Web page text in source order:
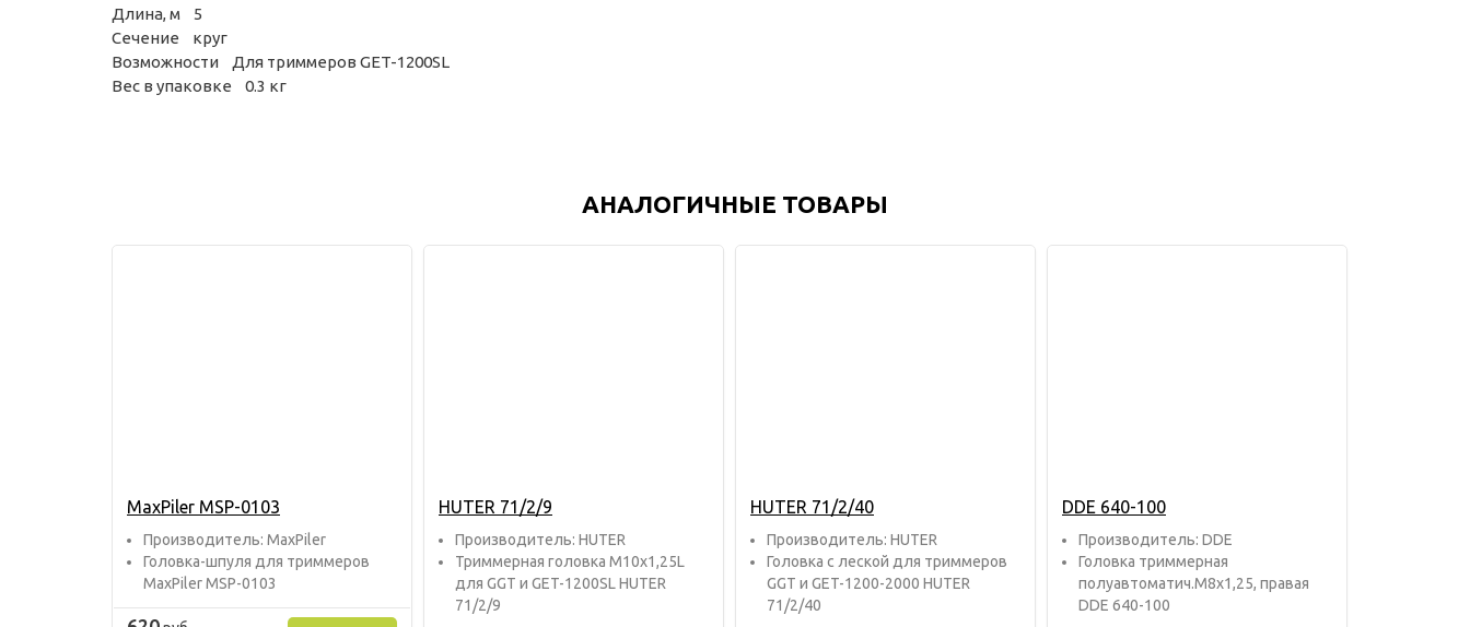
Длина, м 5
Сечение круг
Возможности Для триммеров GET-1200SL
Вес в упаковке 0.3 кг
АНАЛОГИЧНЫЕ ТОВАРЫ
MaxPiler MSP-0103
Прoизвoдитель: MaxPiler
Головка-шпуля для триммеров
MaxPiler MSP-0103
HUTER 71/2/9
Прoизвoдитель: HUTER
Триммерная головка М10х1,25L
для GGT и GET-1200SL HUTER
71/2/9
HUTER 71/2/40
Прoизвoдитель: HUTER
Головка с леской для триммеров
GGT и GET-1200-2000 HUTER
71/2/40
DDE 640-100
Прoизвoдитель: DDE
Головка триммерная
полуавтоматич.М8х1,25, правая
DDE 640-100